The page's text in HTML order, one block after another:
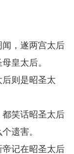
，遂两宫太后
皇太后。
则是昭圣太
笑话昭圣太后
遗害。
记在昭圣太后